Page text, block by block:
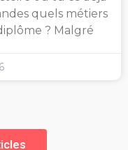
quels métiers
? Malgré